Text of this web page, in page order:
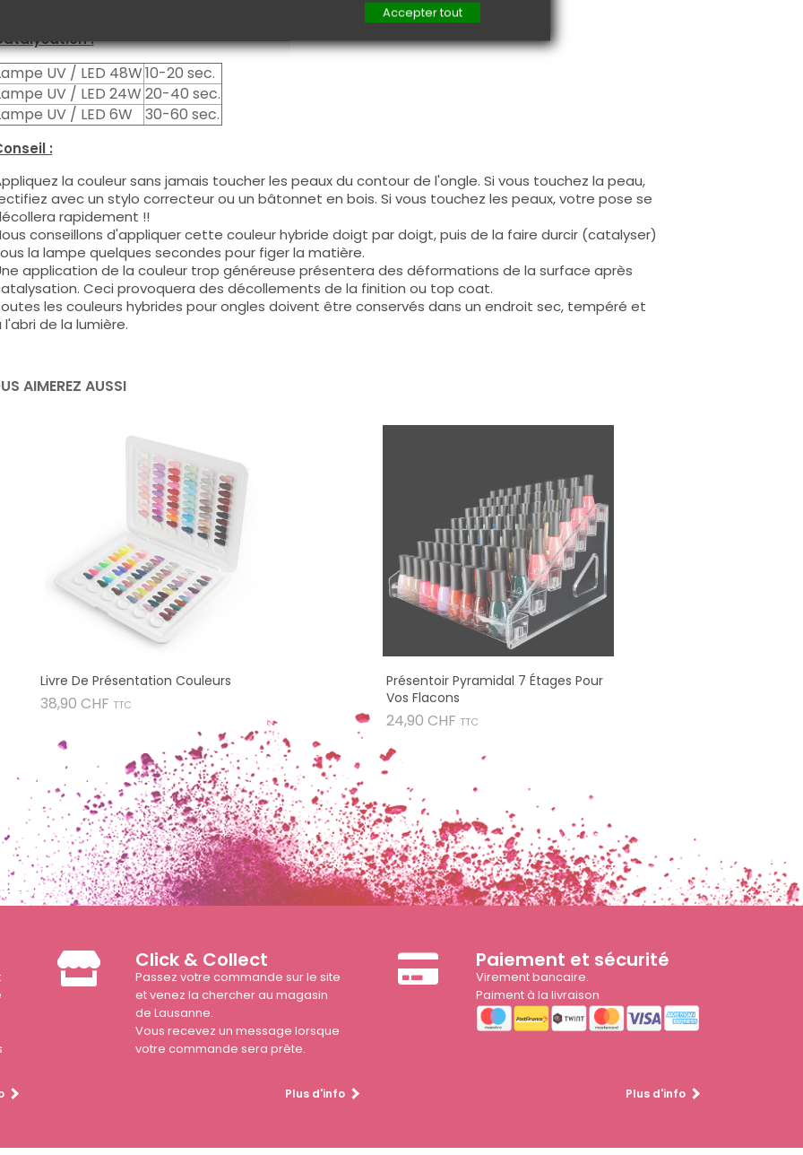
:
UV / LED 48W10-20 sec.
UV / LED 24W 20-40 sec.
UV / LED 6W
30-60 sec.
:
la couleur sans jamais toucher les peaux du contour de l'ongle. Si vous touchez la peau,
avec un stylo correcteur ou un bâtonnet en bois. Si vous touchez les peaux, votre pose se
rapidement !!
conseillons d'appliquer cette couleur hybride doigt par doigt, puis de la faire durcir (catalyser)
la lampe quelques secondes pour figer la matière.
application de la couleur trop généreuse présentera des déformations de la surface après
Ceci provoquera des décollements de la finition ou top coat.
les couleurs hybrides pour ongles doivent être conservés dans un endroit sec, tempéré et
l'abri de la lumière.
AIMEREZ AUSSI
Livre De Présentation Couleurs
38,90 CHF Prix
TTC
Présentoir Pyramidal 7 Étages Pour
Vos Flacons
24,90 CHF Prix
TTC
Click & Collect
Passez votre commande sur le site
et venez la chercher au magasin
de Lausanne.
Vous recevez un message lorsque
votre commande sera prête.
Plus d'info
Paiement et sécurité
Virement bancaire.
Paiment à la livraison
Plus d'info
Accepter tout